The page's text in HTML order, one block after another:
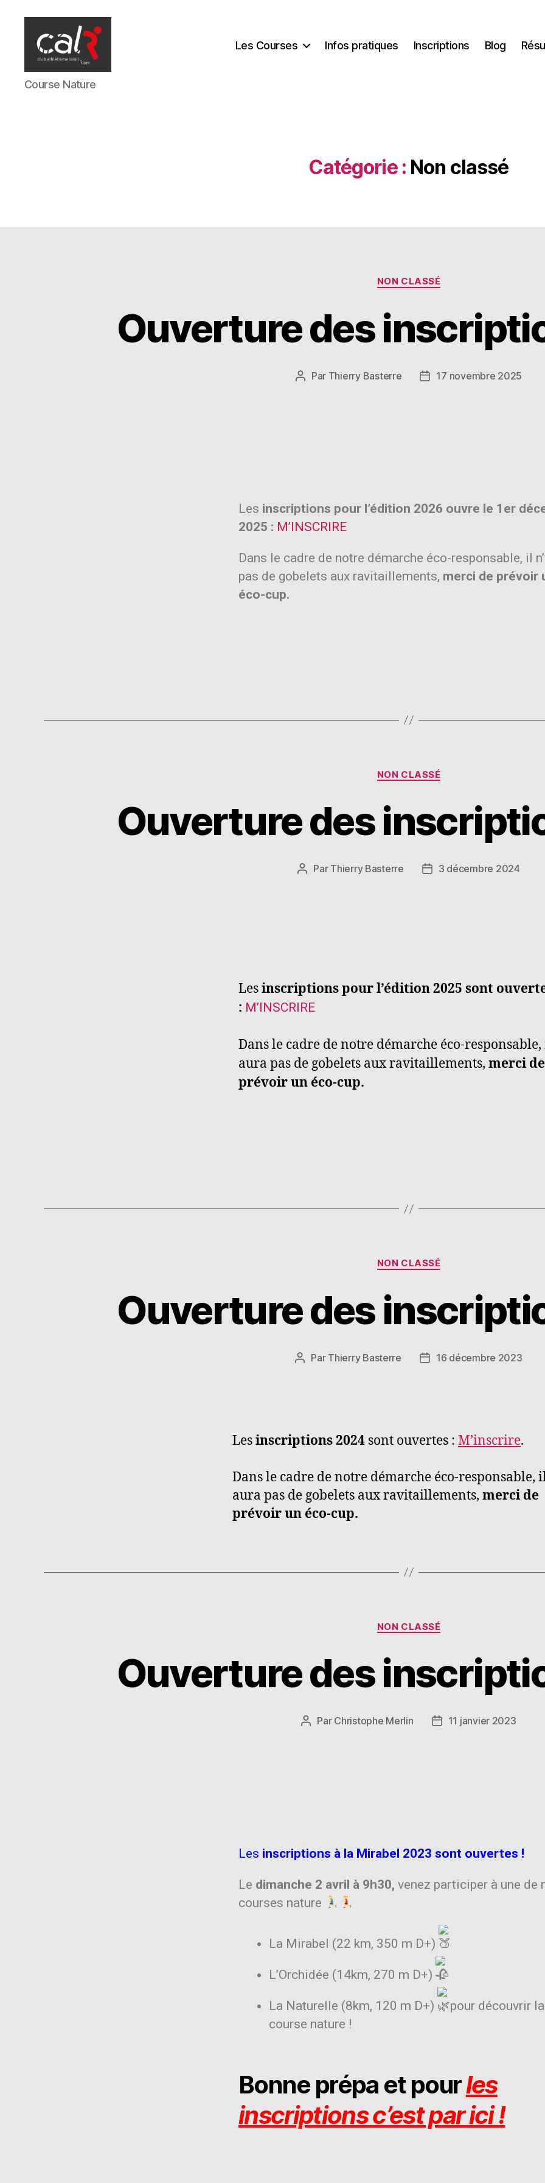
Course Nature
Les Courses Infos pratiques Inscriptions Blog
Catégorie : Non classé
NON CLASSÉ
Ouverture des
Par Thierry Basterre 17 novembre 2025
Les inscriptions pour l’édition 2026 ouvre le 1er
2025 : M’INSCRIRE
Dans le cadre de notre démarche éco-responsable, il
pas de gobelets aux ravitaillements, merci de prévoir
éco-cup.
NON CLASSÉ
Ouverture des
Par Thierry Basterre 3 décembre 2024
Lesinscriptions pour l’édition 2025 sont
: M’INSCRIRE
Dans le cadre de notre démarche éco-responsable,
aura pas de gobelets aux ravitaillements, merci de
prévoir un éco-cup.
NON CLASSÉ
Ouverture des
Par Thierry Basterre 16 décembre 2023
Lesinscriptions 2024 sont ouvertes : M’inscrire.
Dans le cadre de notre démarche éco-responsable,
aura pas de gobelets aux ravitaillements, merci de
prévoir un éco-cup.
NON CLASSÉ
Ouverture des
Par Christophe Merlin 11 janvier 2023
Les inscriptions à la Mirabel 2023 sont ouvertes !
Le dimanche 2 avril à 9h30, venez participer à une de
courses nature
La Mirabel (22 km, 350 m D+)
L’Orchidée (14km, 270 m D+)
La Naturelle (8km, 120 m D+)
pour découvrir la
course nature !
Bonne prépa et pourles
inscriptions c’est par ici !